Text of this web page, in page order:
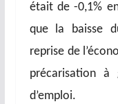
était de -0,1%
que la baisse
reprise de
précarisation à
d’emploi.